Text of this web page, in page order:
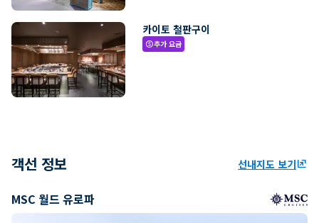
카이토 철판구이
paid추가 요금
객선 정보 선내지도 보기ungroup
MSC 월드 유로파